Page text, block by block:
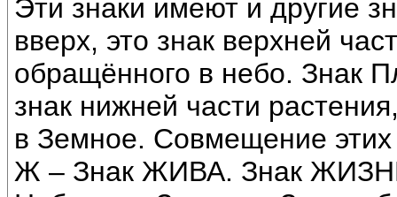
Эти знаки имеют и другие
вверх, это знак верхней
обращённого в небо. Знак
знак нижней части
в Земное. Совмещение этих
Ж – Знак ЖИВА. Знак